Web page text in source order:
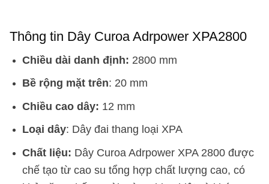
Thông tin Dây Curoa Adrpower XPA2800
Chiều dài danh định: 2800 mm
Bề rộng mặt trên: 20 mm
Chiều cao dây: 12 mm
Loại dây: Dây đai thang loại XPA
Chất liệu: Dây Curoa Adrpower XPA 2800 được
chế tạo từ cao su tổng hợp chất lượng cao, có